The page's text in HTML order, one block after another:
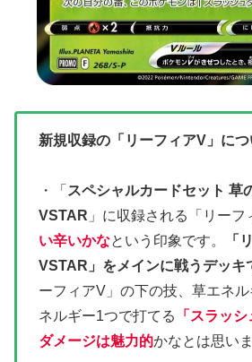
新規収録の「リーフィアV」につ
・ 「 スペシャルカードセット 草
VSTAR 」に収録される「リーフ
い辛いかなという印象です。
「
VSTAR」をメインに戦うデッキ
ーフィアV」の下の技、草エネ
ネルギー1つで打てる
「スラッ
ダメージは魅力的かなとは思いま